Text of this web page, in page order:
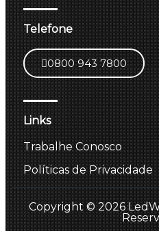
Telefone
0800 943 7800
Links
Trabalhe Conosco
Políticas de Privacidade
Copyright © 2026